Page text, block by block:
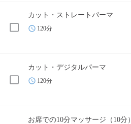
カット・ストレートパーマ
120分
カット・デジタルパーマ
120分
お席での10分マッサージ（10分）